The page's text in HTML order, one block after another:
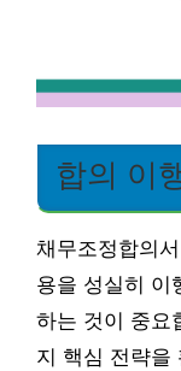
합의 이
채무조정합의
용을 성실히 이
하는 것이 중요
지 핵심 전략을